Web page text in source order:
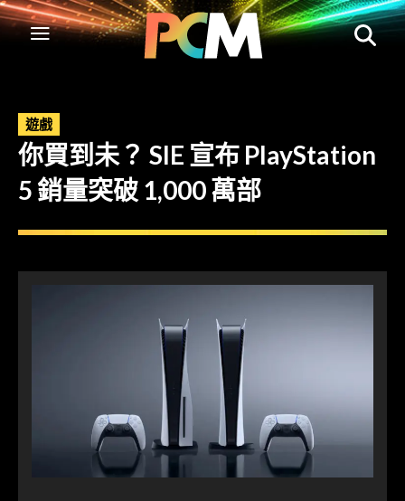
遊戲
你買到未？ SIE 宣布 PlayStation
5 銷量突破 1,000 萬部